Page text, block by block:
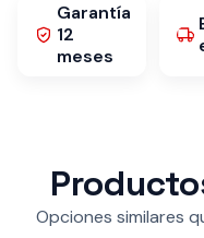
Garantía
12
meses
Opciones similares